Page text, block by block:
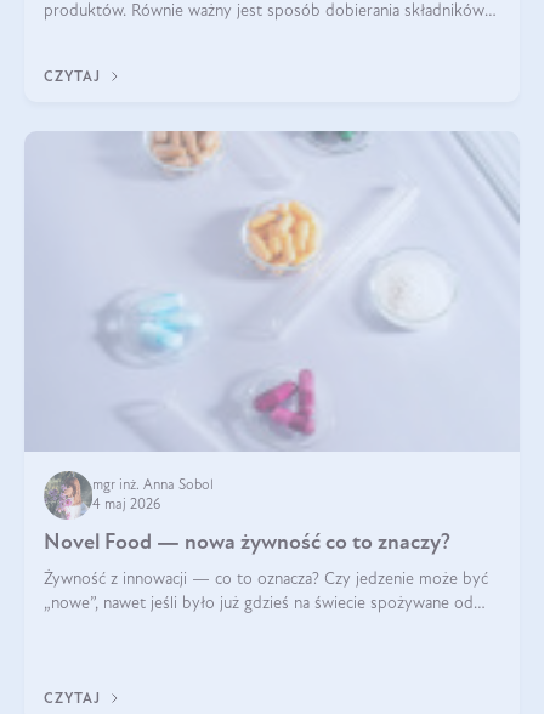
produktów. Równie ważny jest sposób dobierania składników
CZYTAJ
mgr inż. Anna Sobol
4 maj 2026
Novel Food — nowa żywność co to znaczy?
Żywność z innowacji — co to oznacza? Czy jedzenie może być
„nowe”, nawet jeśli było już gdzieś na świecie spożywane od
CZYTAJ